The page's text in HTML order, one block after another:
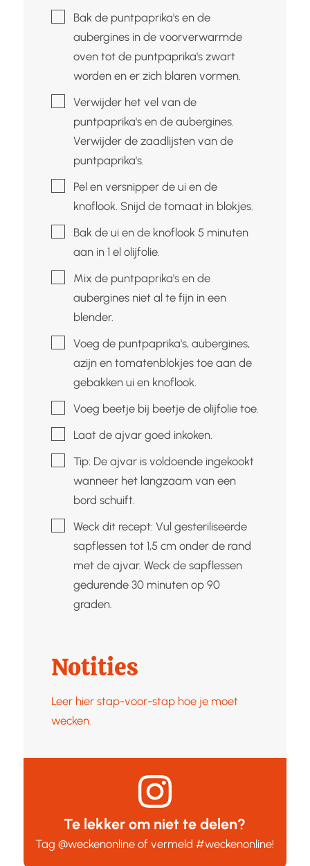
▢Bak de puntpaprika's en de
aubergines in de voorverwarmde
oven tot de puntpaprika's zwart
worden en er zich blaren vormen.
▢Verwijder het vel van de
puntpaprika's en de aubergines.
Verwijder de zaadlijsten van de
puntpaprika's.
▢Pel en versnipper de ui en de
knoflook. Snijd de tomaat in blokjes.
▢Bak de ui en de knoflook 5 minuten
aan in 1 el olijfolie.
▢Mix de puntpaprika's en de
aubergines niet al te fijn in een
blender.
▢Voeg de puntpaprika's, aubergines,
azijn en tomatenblokjes toe aan de
gebakken ui en knoflook.
▢Voeg beetje bij beetje de olijfolie toe.
▢Laat de ajvar goed inkoken.
▢
Tip: De ajvar is voldoende ingekookt
wanneer het langzaam van een
bord schuift.
▢Weck dit recept: Vul gesteriliseerde
sapflessen tot 1,5 cm onder de rand
met de ajvar. Weck de sapflessen
gedurende 30 minuten op 90
graden.
Notities
Leer hier stap-voor-stap hoe je moet
wecken.
Te lekker om niet te delen?
Tag@weckenonline of vermeld#weckenonline!